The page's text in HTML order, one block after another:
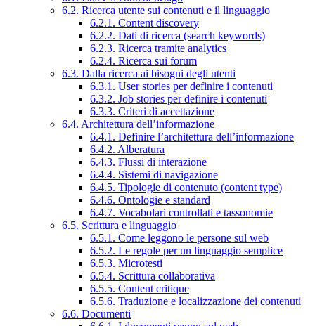
6.2. Ricerca utente sui contenuti e il linguaggio
6.2.1. Content discovery
6.2.2. Dati di ricerca (search keywords)
6.2.3. Ricerca tramite analytics
6.2.4. Ricerca sui forum
6.3. Dalla ricerca ai bisogni degli utenti
6.3.1. User stories per definire i contenuti
6.3.2. Job stories per definire i contenuti
6.3.3. Criteri di accettazione
6.4. Architettura dell’informazione
6.4.1. Definire l’architettura dell’informazione
6.4.2. Alberatura
6.4.3. Flussi di interazione
6.4.4. Sistemi di navigazione
6.4.5. Tipologie di contenuto (content type)
6.4.6. Ontologie e standard
6.4.7. Vocabolari controllati e tassonomie
6.5. Scrittura e linguaggio
6.5.1. Come leggono le persone sul web
6.5.2. Le regole per un linguaggio semplice
6.5.3. Microtesti
6.5.4. Scrittura collaborativa
6.5.5. Content critique
6.5.6. Traduzione e localizzazione dei contenuti
6.6. Documenti